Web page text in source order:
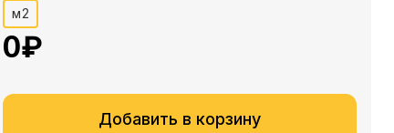
м2
0₽
Добавить в корзину